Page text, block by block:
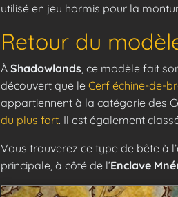
utilisé en jeu hormis pour la
Retour du
À Shadowlands , ce modèle fait
découvert que le Cerf échine-de-
appartiennent à la catégorie des
du plus fort. Il est également
Vous trouverez ce type de bête à
principale, à côté de l’Enclave